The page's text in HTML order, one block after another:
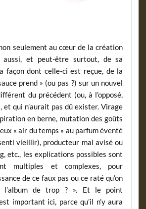
seulement au cœur de la création
aussi, et peut-être surtout, de sa
façon dont celle-ci est reçue, de la
prend » (ou pas ?) sur un nouvel
du précédent (ou, à l’opposé,
et qui n’aurait pas dû exister. Virage
en berne, mutation des goûts
« air du temps » au parfum éventé
senti vieillir), producteur mal avisé ou
etc., les explications possibles sont
multiples et complexes, pour
de ce faux pas ou ce raté qu’on
l’album de trop ? ». Et le point
important ici, parce qu’il n’y aura